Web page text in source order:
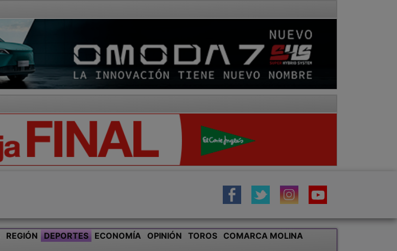
REGIÓN DEPORTES ECONOMÍA OPINIÓN TOROS
COMARCA MOLINA